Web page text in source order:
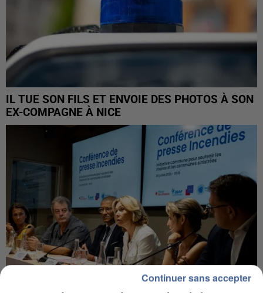
IL TUE SON FILS ET ENVOIE DES PHOTOS À SON
EX-COMPAGNE À NICE
Continuer sans accepter